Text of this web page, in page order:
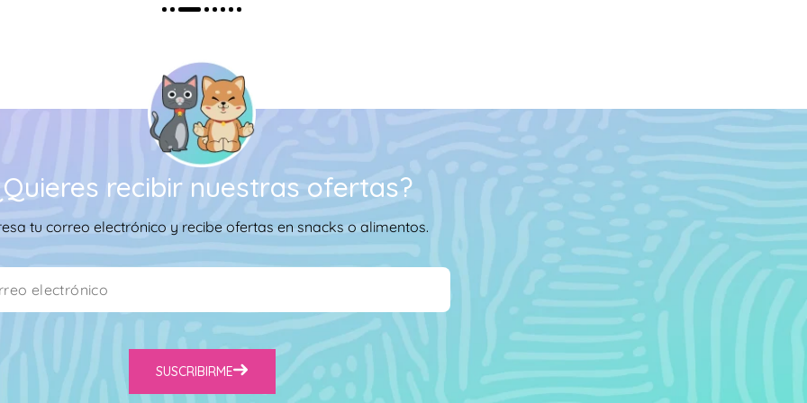
recibir nuestras ofertas?
tu correo electrónico y recibe ofertas en snacks o alimentos.
SUSCRIBIRME